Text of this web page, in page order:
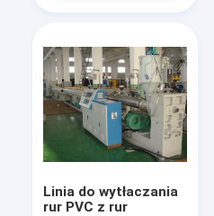
Linia do wytłaczania
rur PVC z rur